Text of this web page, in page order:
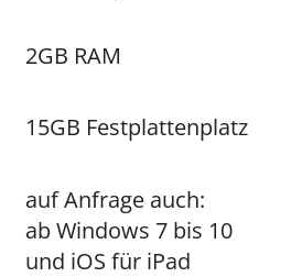
2GB RAM
15GB Festplattenplatz
auf Anfrage auch:
ab Windows 7 bis 10
und iOS für iPad